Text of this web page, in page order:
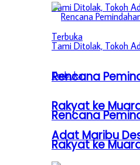
Rencana
Rakyat ke
Adat Maribu
Rencana
Rakyat ke